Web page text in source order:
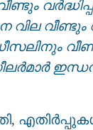
വീണ്ടും
,